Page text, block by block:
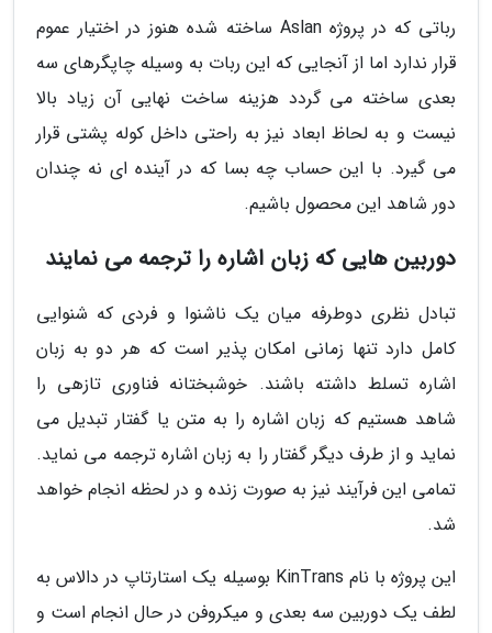
رباتی که در پروژه Aslan ساخته شده هنوز در اختیار عموم
قرار ندارد اما از آنجایی که این ربات به وسیله چاپگرهای سه
بعدی ساخته می گردد هزینه ساخت نهایی آن زیاد بالا
نیست و به لحاظ ابعاد نیز به راحتی داخل کوله پشتی قرار
می گیرد. با این حساب چه بسا که در آینده ای نه چندان
دور شاهد این محصول باشیم.
دوربین هایی که زبان اشاره را ترجمه می نمایند
تبادل نظری دوطرفه میان یک ناشنوا و فردی که شنوایی
کامل دارد تنها زمانی امکان پذیر است که هر دو به زبان
اشاره تسلط داشته باشند. خوشبختانه فناوری تازهی را
شاهد هستیم که زبان اشاره را به متن یا گفتار تبدیل می
نماید و از طرف دیگر گفتار را به زبان اشاره ترجمه می نماید.
تمامی این فرآیند نیز به صورت زنده و در لحظه انجام خواهد
شد.
این پروژه با نام KinTrans بوسیله یک استارتاپ در دالاس به
لطف یک دوربین سه بعدی و میکروفن در حال انجام است و